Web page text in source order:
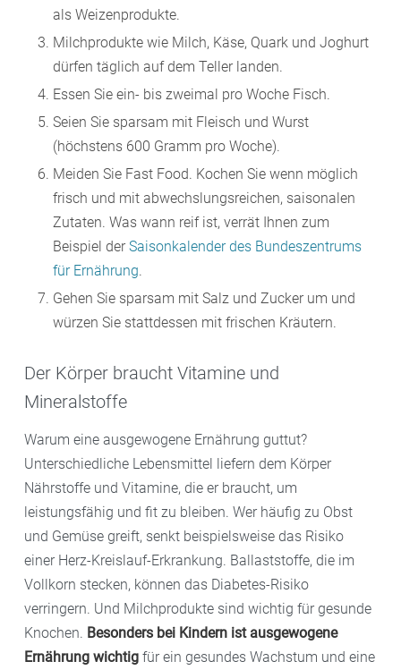
als Weizenprodukte.
Milchprodukte wie Milch, Käse, Quark und Joghurt
dürfen täglich auf dem Teller landen.
Essen Sie ein- bis zweimal pro Woche Fisch.
Seien Sie sparsam mit Fleisch und Wurst
(höchstens 600 Gramm pro Woche).
Meiden Sie Fast Food. Kochen Sie wenn möglich
frisch und mit abwechslungsreichen, saisonalen
Zutaten. Was wann reif ist, verrät Ihnen zum
Beispiel der Saisonkalender des Bundeszentrums
für Ernährung.
Gehen Sie sparsam mit Salz und Zucker um und
würzen Sie stattdessen mit frischen Kräutern.
Der Körper braucht Vitamine und
Mineralstoffe
Warum eine ausgewogene Ernährung guttut?
Unterschiedliche Lebensmittel liefern dem Körper
Nährstoffe und Vitamine, die er braucht, um
leistungsfähig und fit zu bleiben. Wer häufig zu Obst
und Gemüse greift, senkt beispielsweise das Risiko
einer Herz-Kreislauf-Erkrankung. Ballaststoffe, die im
Vollkorn stecken, können das Diabetes-Risiko
verringern. Und Milchprodukte sind wichtig für gesunde
Knochen. Besonders bei Kindern ist ausgewogene
Ernährung wichtig für ein gesundes Wachstum und eine